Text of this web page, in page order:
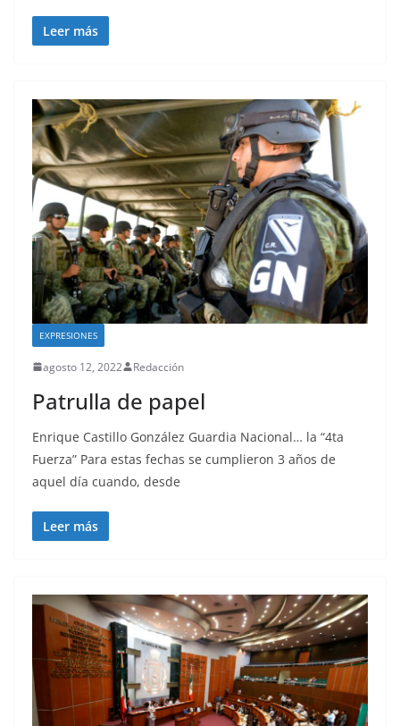
Leer más
EXPRESIONES
agosto 12, 2022 Redacción
Patrulla de papel
Enrique Castillo González Guardia Nacional… la “4ta
Fuerza” Para estas fechas se cumplieron 3 años de
aquel día cuando, desde
Leer más